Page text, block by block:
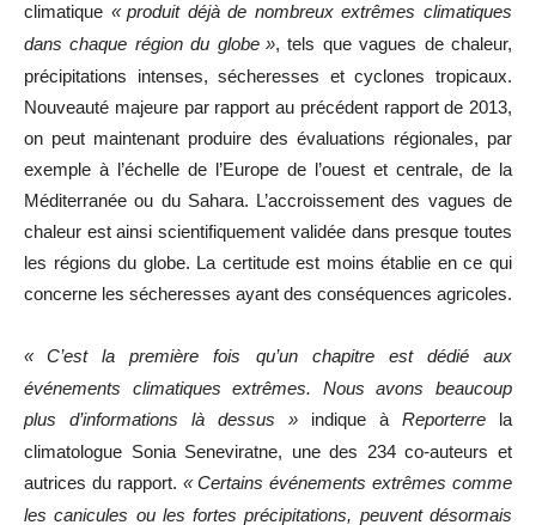
climatique « produit déjà de nombreux extrêmes climatiques
dans chaque région du globe », tels que vagues de chaleur,
précipitations intenses, sécheresses et cyclones tropicaux.
Nouveauté majeure par rapport au précédent rapport de 2013,
on peut maintenant produire des évaluations régionales, par
exemple à l’échelle de l’Europe de l’ouest et centrale, de la
Méditerranée ou du Sahara. L’accroissement des vagues de
chaleur est ainsi scientifiquement validée dans presque toutes
les régions du globe. La certitude est moins établie en ce qui
concerne les sécheresses ayant des conséquences agricoles.
«
C’est la première fois qu’un chapitre est dédié aux
événements climatiques extrêmes. Nous avons beaucoup
plus d’informations là dessus
»indique à Reporterrela
climatologue Sonia Seneviratne, une des 234 co-auteurs et
autrices du rapport. « Certains événements extrêmes comme
les canicules ou les fortes précipitations, peuvent désormais